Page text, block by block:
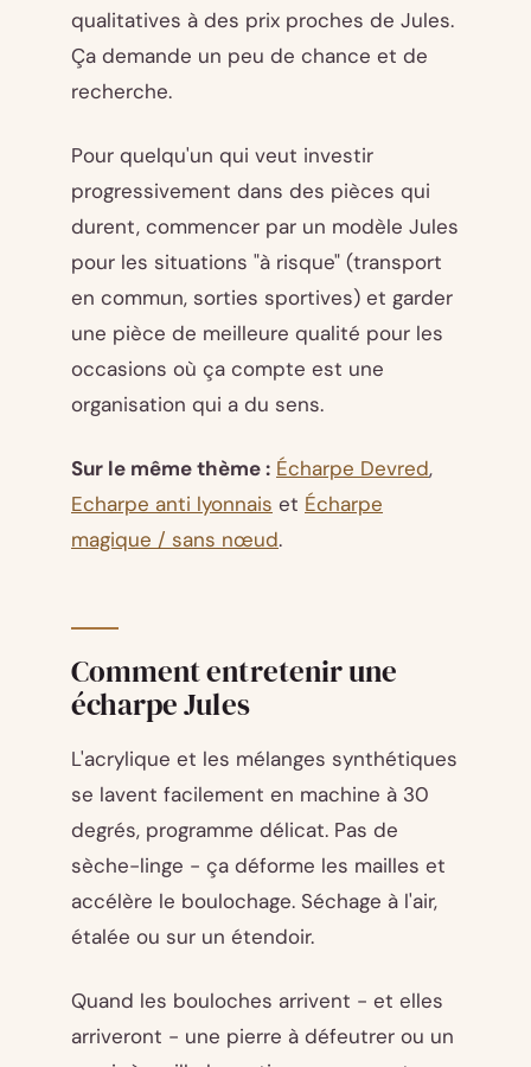
qualitatives à des prix proches de Jules.
Ça demande un peu de chance et de
recherche.
Pour quelqu'un qui veut investir
progressivement dans des pièces qui
durent, commencer par un modèle Jules
pour les situations "à risque" (transport
en commun, sorties sportives) et garder
une pièce de meilleure qualité pour les
occasions où ça compte est une
organisation qui a du sens.
Sur le même thème : Écharpe Devred,
Echarpe anti lyonnais et Écharpe
magique / sans nœud.
Comment entretenir une
écharpe Jules
L'acrylique et les mélanges synthétiques
se lavent facilement en machine à 30
degrés, programme délicat. Pas de
sèche-linge - ça déforme les mailles et
accélère le boulochage. Séchage à l'air,
étalée ou sur un étendoir.
Quand les bouloches arrivent - et elles
arriveront - une pierre à défeutrer ou un